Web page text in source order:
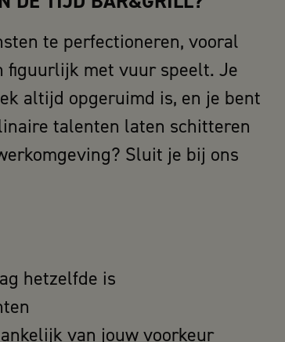
te perfectioneren, vooral
met vuur speelt. Je
altijd opgeruimd is, en je bent
talenten laten schitteren
Sluit je bij ons
hetzelfde is
van jouw voorkeur